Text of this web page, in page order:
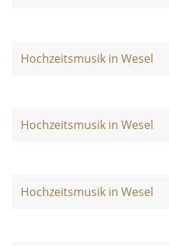
Hochzeitsmusik in Wesel
Hochzeitsmusik in Wesel
Hochzeitsmusik in Wesel